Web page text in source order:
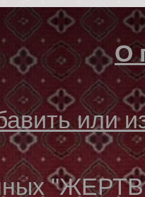
О
или